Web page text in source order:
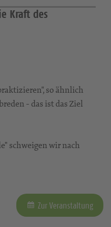
Kraft des
so ähnlich
- das ist das Ziel
schweigen wir nach
Zur Veranstaltung